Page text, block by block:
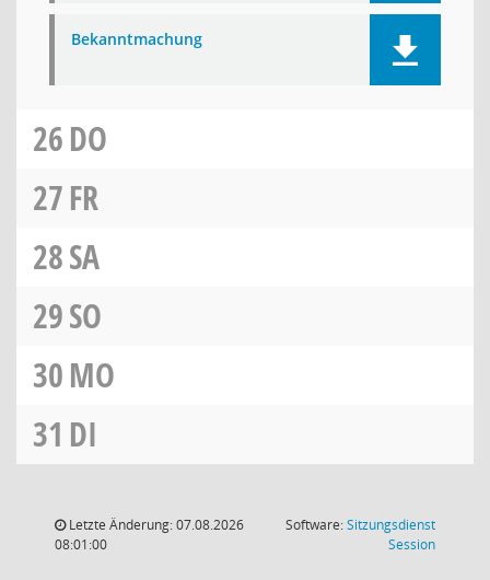
Bekanntmachung
26DO
27FR
28SA
29SO
30MO
31 DI
Letzte Änderung: 07.08.2026
08:01:00
Software:Sitzungsdienst
Session(Wird in